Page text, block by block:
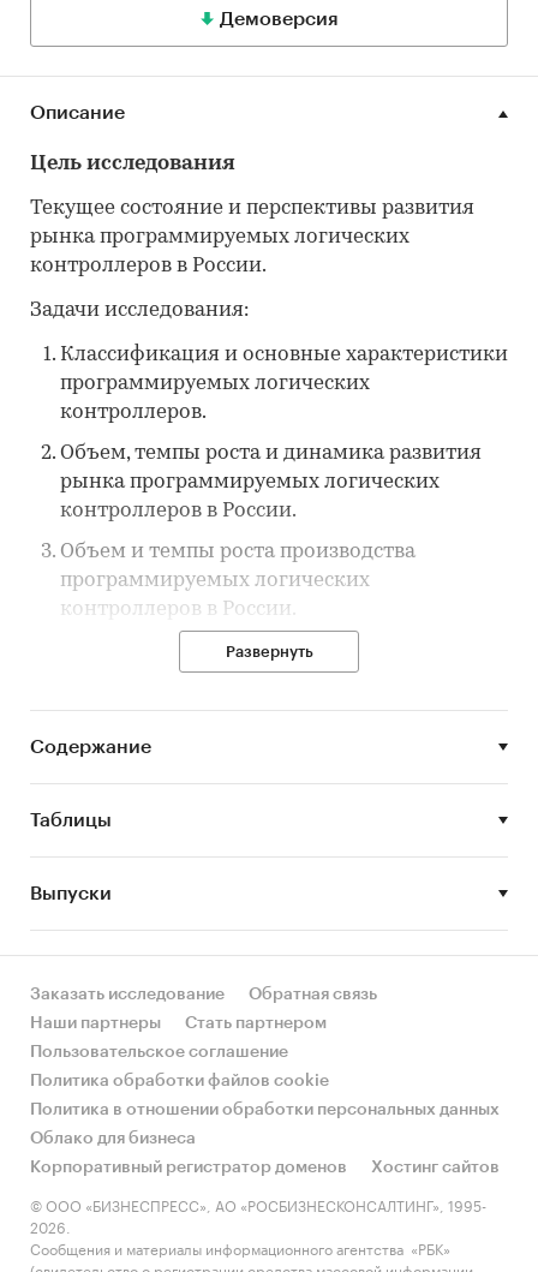
Демоверсия
Описание
Цель исследования
Текущее состояние и перспективы развития
рынка программируемых логических
контроллеров в России.
Задачи исследования:
Классификация и основные характеристики
программируемых логических
контроллеров.
Объем, темпы роста и динамика развития
рынка программируемых логических
контроллеров в России.
Объем и темпы роста производства
программируемых логических
контроллеров в России.
Объем импорта программируемых
логических контроллеров в Россию и
экспорта программируемых логических
программируемых логических
контроллеров в России.
программируемых логических
контроллеров в России.
программируемых логических
контроллеров в России.
Факторы, определяющие текущее состояние
и развитие рынка программируемых
логических контроллеров в России.
Факторы, препятствующие росту рынка
программируемых логических
контроллеров в России.
Развернуть
Содержание
Таблицы
Выпуски
Заказать исследование
Обратная связь
Наши партнеры
Стать партнером
Пользовательское соглашение
Политика обработки файлов cookie
Политика в отношении обработки персональных данных
Облако для бизнеса
Корпоративный регистратор доменов
Хостинг сайтов
© ООО «БИЗНЕСПРЕСС», АО «РОСБИЗНЕСКОНСАЛТИНГ», 1995-
2026.
Сообщения и материалы информационного агентства «РБК»